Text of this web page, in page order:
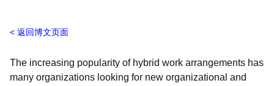
返回博文页面
The increasing popularity of hybrid work arrangements has
many organizations looking for new organizational and